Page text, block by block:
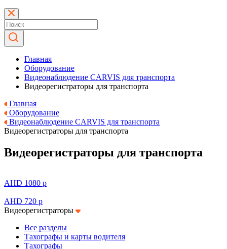
Главная
Оборудование
Видеонаблюдение CARVIS для транспорта
Видеорегистраторы для транспорта
Главная
Оборудование
Видеонаблюдение CARVIS для транспорта
Видеорегистраторы для транспорта
Видеорегистраторы для транспорта
AHD 1080 p
AHD 720 p
Видеорегистраторы
Все разделы
Тахографы и карты водителя
Тахографы